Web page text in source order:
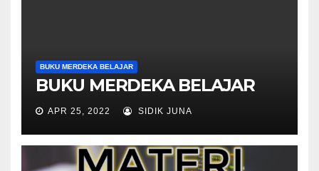
BUKU MERDEKA BELAJAR
BUKU MERDEKA BELAJAR
APR 25, 2022 SIDIK JUNA